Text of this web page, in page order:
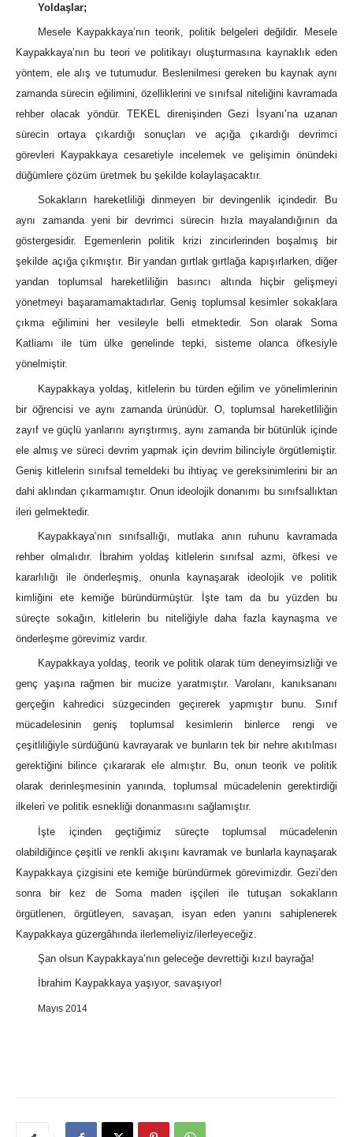
Yoldaşlar;
Mesele Kaypakkaya’nın teorik, politik belgeleri değildir. Mesele
Kaypakkaya’nın bu teori ve politikayı oluşturmasına kaynaklık eden
yöntem, ele alış ve tutumudur. Beslenilmesi gereken bu kaynak aynı
zamanda sürecin eğilimini, özelliklerini ve sınıfsal niteliğini kavramada
rehber olacak yöndür. TEKEL direnişinden Gezi İsyanı’na uzanan
sürecin ortaya çıkardığı sonuçları ve açığa çıkardığı devrimci
görevleri Kaypakkaya cesaretiyle incelemek ve gelişimin önündeki
düğümlere çözüm üretmek bu şekilde kolaylaşacaktır.
Sokakların hareketliliği dinmeyen bir devingenlik içindedir. Bu
aynı zamanda yeni bir devrimci sürecin hızla mayalandığının da
göstergesidir. Egemenlerin politik krizi zincirlerinden boşalmış bir
şekilde açığa çıkmıştır. Bir yandan gırtlak gırtlağa kapışırlarken, diğer
yandan toplumsal hareketliliğin basıncı altında hiçbir gelişmeyi
yönetmeyi başaramamaktadırlar. Geniş toplumsal kesimler sokaklara
çıkma eğilimini her vesileyle belli etmektedir. Son olarak Soma
Katliamı ile tüm ülke genelinde tepki, sisteme olanca öfkesiyle
yönelmiştir.
Kaypakkaya yoldaş, kitlelerin bu türden eğilim ve yönelimlerinin
bir öğrencisi ve aynı zamanda ürünüdür. O, toplumsal hareketliliğin
zayıf ve güçlü yanlarını ayrıştırmış, aynı zamanda bir bütünlük içinde
ele almış ve süreci devrim yapmak için devrim bilinciyle örgütlemiştir.
Geniş kitlelerin sınıfsal temeldeki bu ihtiyaç ve gereksinimlerini bir an
dahi aklından çıkarmamıştır. Onun ideolojik donanımı bu sınıfsallıktan
ileri gelmektedir.
Kaypakkaya’nın sınıfsallığı, mutlaka anın ruhunu kavramada
rehber olmalıdır. İbrahim yoldaş kitlelerin sınıfsal azmi, öfkesi ve
kararlılığı ile önderleşmiş, onunla kaynaşarak ideolojik ve politik
kimliğini ete kemiğe büründürmüştür. İşte tam da bu yüzden bu
süreçte sokağın, kitlelerin bu niteliğiyle daha fazla kaynaşma ve
önderleşme görevimiz vardır.
Kaypakkaya yoldaş, teorik ve politik olarak tüm deneyimsizliği ve
genç yaşına rağmen bir mucize yaratmıştır. Varolanı, kanıksananı
gerçeğin kahredici süzgecinden geçirerek yapmıştır bunu. Sınıf
mücadelesinin geniş toplumsal kesimlerin binlerce rengi ve
çeşitliliğiyle sürdüğünü kavrayarak ve bunların tek bir nehre akıtılması
gerektiğini bilince çıkararak ele almıştır. Bu, onun teorik ve politik
olarak derinleşmesinin yanında, toplumsal mücadelenin gerektirdiği
ilkeleri ve politik esnekliği donanmasını sağlamıştır.
İşte içinden geçtiğimiz süreçte toplumsal mücadelenin
olabildiğince çeşitli ve renkli akışını kavramak ve bunlarla kaynaşarak
Kaypakkaya çizgisini ete kemiğe büründürmek görevimizdir. Gezi’den
sonra bir kez de Soma maden işçileri ile tutuşan sokakların
örgütlenen, örgütleyen, savaşan, isyan eden yanını sahiplenerek
Kaypakkaya güzergâhında ilerlemeliyiz/ilerleyeceğiz.
Şan olsun Kaypakkaya’nın geleceğe devrettiği kızıl bayrağa!
İbrahim Kaypakkaya yaşıyor, savaşıyor!
Mayıs 2014